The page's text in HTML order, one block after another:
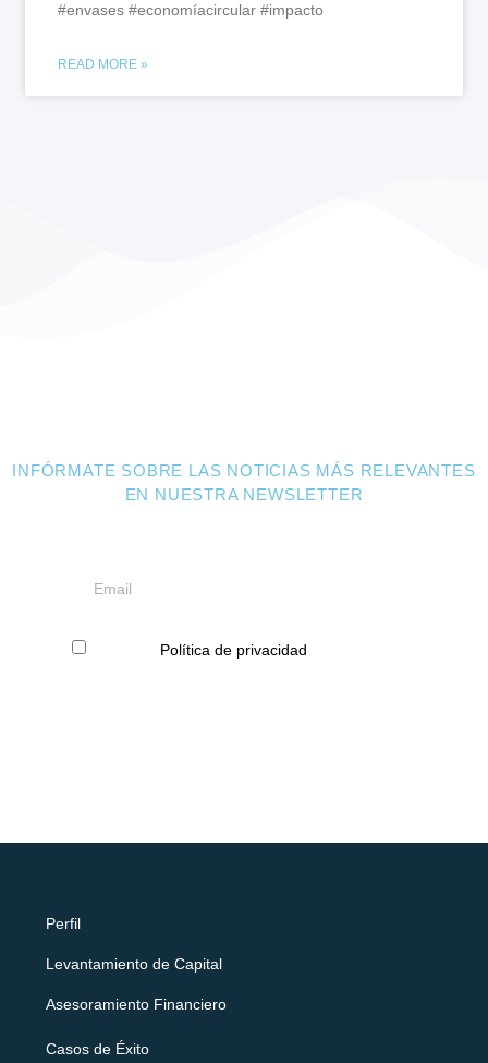
#envases #economíacircular #impacto
READ MORE »
INFÓRMATE SOBRE LAS NOTICIAS MÁS RELEVANTES
EN NUESTRA NEWSLETTER
Política de privacidad
Perfil
Levantamiento de Capital
Asesoramiento Financiero
Casos de Éxito